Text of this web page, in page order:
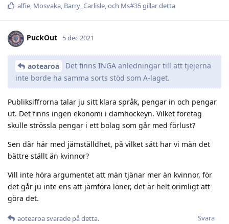
alfie Mosvaka Barry_Carlisle , och Ms#35gillar detta
PuckOut 5 dec 2021
aotearoa
Det finns INGA anledningar till att tjejerna
inte borde ha samma sorts stöd som A-laget.
Publiksiffrorna talar ju sitt klara språk, pengar in och pengar
ut. Det finns ingen ekonomi i damhockeyn. Vilket företag
skulle strössla pengar i ett bolag som går med förlust?
Sen där här med jämställdhet, på vilket sätt har vi män det
bättre ställt än kvinnor?
Vill inte höra argumentet att män tjänar mer än kvinnor, för
det går ju inte ens att jämföra löner, det är helt orimligt att
göra det.
Svara
aotearoasvarade på detta.